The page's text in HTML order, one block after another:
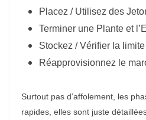
Placez / Utilisez des
Terminer une Plante et
Stockez / Vérifier la
Réapprovisionnez le
Surtout pas d’affolement, les
rapides, elles sont juste